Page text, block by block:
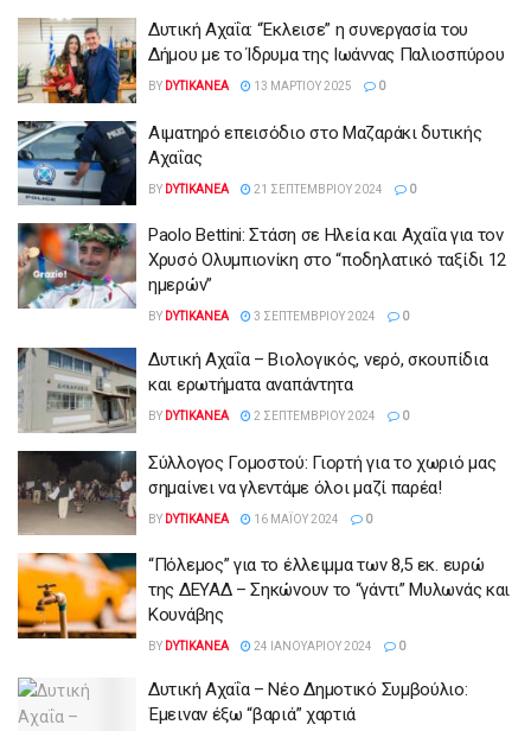
Δυτική Αχαΐα: “Έκλεισε” η συνεργασία του
Δήμου με το Ίδρυμα της Ιωάννας Παλιοσπύρου
BY DYTIKANEA 13 ΜΑΡΤΊΟΥ 2025 0
Αιματηρό επεισόδιο στο Μαζαράκι δυτικής
Αχαΐας
BY DYTIKANEA 21 ΣΕΠΤΕΜΒΡΊΟΥ 2024 0
Paolo Bettini: Στάση σε Ηλεία και Αχαΐα για τον
Χρυσό Ολυμπιονίκη στο “ποδηλατικό ταξίδι 12
ημερών”
BY DYTIKANEA 3 ΣΕΠΤΕΜΒΡΊΟΥ 2024 0
Δυτική Αχαΐα – Βιολογικός, νερό, σκουπίδια
και ερωτήματα αναπάντητα
BY DYTIKANEA 2 ΣΕΠΤΕΜΒΡΊΟΥ 2024 0
Σύλλογος Γομοστού: Γιορτή για το χωριό μας
σημαίνει να γλεντάμε όλοι μαζί παρέα!
BY DYTIKANEA 16 ΜΑΪ́ΟΥ 2024 0
“Πόλεμος” για το έλλειμμα των 8,5 εκ. ευρώ
της ΔΕΥΑΔ – Σηκώνουν το “γάντι” Μυλωνάς και
Κουνάβης
BY DYTIKANEA 24 ΙΑΝΟΥΑΡΊΟΥ 2024 0
Δυτική Αχαΐα – Νέο Δημοτικό Συμβούλιο:
Έμειναν έξω “βαριά” χαρτιά